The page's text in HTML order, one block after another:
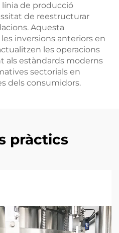
de producció
de reestructurar
Aquesta
inversions anteriors en
les operacions
als estàndards moderns
sectorials en
dels consumidors.
pràctics